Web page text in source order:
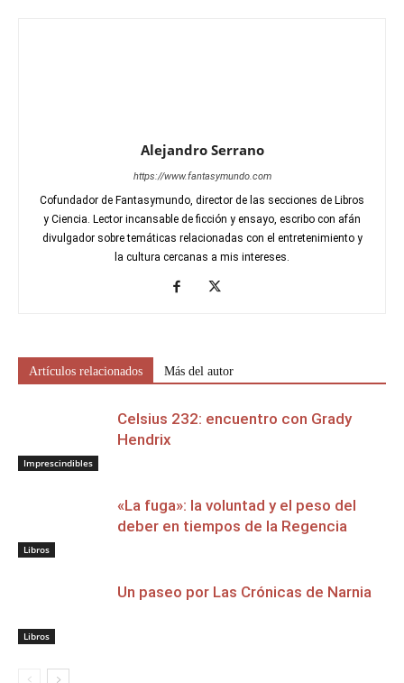
Alejandro Serrano
https://www.fantasymundo.com
Cofundador de Fantasymundo, director de las secciones de Libros
y Ciencia. Lector incansable de ficción y ensayo, escribo con afán
divulgador sobre temáticas relacionadas con el entretenimiento y
la cultura cercanas a mis intereses.
Artículos relacionados Más del autor
Imprescindibles
Celsius 232: encuentro con Grady
Hendrix
Libros
«La fuga»: la voluntad y el peso del
deber en tiempos de la Regencia
Libros
Un paseo por Las Crónicas de Narnia